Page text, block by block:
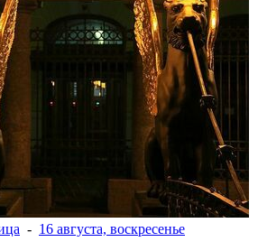
- 16 августа, воскресенье